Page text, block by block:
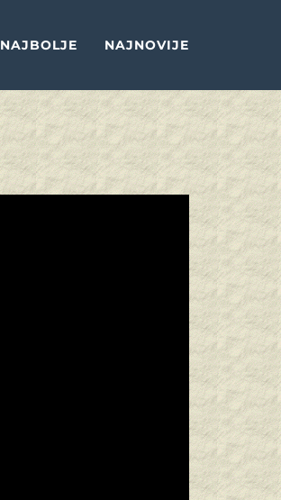
NAJBOLJE NAJNOVIJE